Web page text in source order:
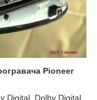
Pioneer
Digital, Dolby Digital